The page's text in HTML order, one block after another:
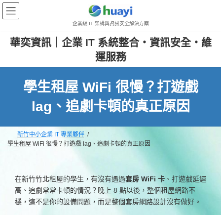
Skip
content
Skip
Navigation
企業級 IT 架構與資訊安全解決方案
華奕資訊｜企業 IT 系統整合・資訊安全・維
運服務
學生租屋 WiFi 很慢？打遊戲
lag、追劇卡頓的真正原因
新竹中小企業 IT 專業夥伴
學生租屋 WiFi 很慢？打遊戲 lag、追劇卡頓的真正原因
在新竹竹北租屋的學生，有沒有遇過套房 WiFi 卡 、打遊戲延遲
高、追劇常常卡頓的情況？晚上 8 點以後，整個租屋網路不
穩，這不是你的設備問題，而是整個套房網路設計沒有做好。